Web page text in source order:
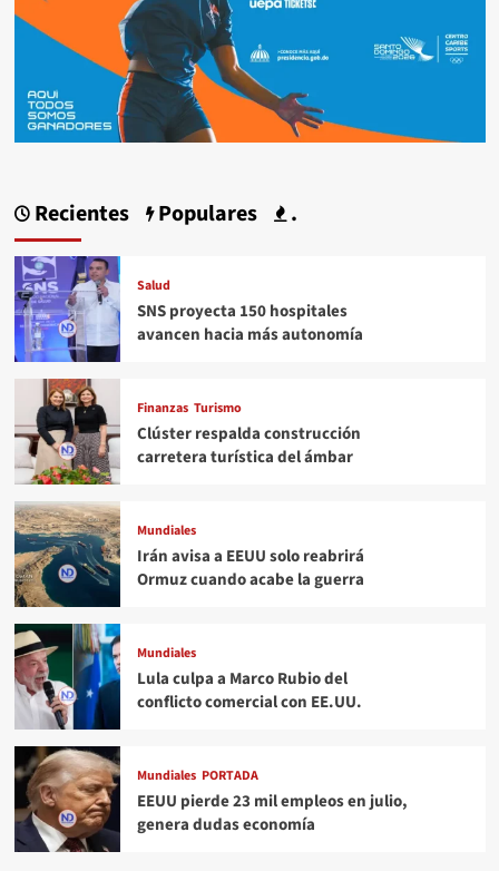
Recientes Populares .
Salud
SNS proyecta 150 hospitales
avancen hacia más autonomía
Finanzas Turismo
Clúster respalda construcción
carretera turística del ámbar
Mundiales
Irán avisa a EEUU solo reabrirá
Ormuz cuando acabe la guerra
Mundiales
Lula culpa a Marco Rubio del
conflicto comercial con EE.UU.
Mundiales PORTADA
EEUU pierde 23 mil empleos en julio,
genera dudas economía